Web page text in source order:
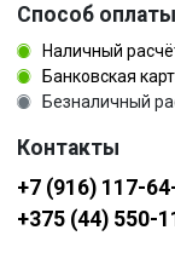
Способ оплаты
Наличный
Банковская
Безналичный
Контакты
+7 (916) 117-
+375 (44) 550-